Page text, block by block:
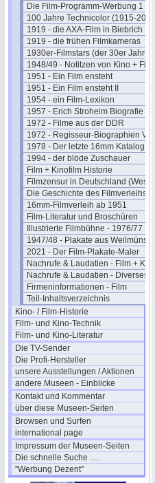
Die Film-Programm-Werbung 1
100 Jahre Technicolor (1915-2015)
1919 - die AXA-Film in Biebrich
1919 - die frühen Filmkameras
1930er-Filmstars (der 30er Jahre)
1948/49 - Notitzen von Kino + Film
1951 - Ein Film ensteht
1951 - Ein Film ensteht II
1954 - ein Film-Lexikon
1957 - Erich Stroheim Biografie
1972 - Filme aus der DDR
1972 - Regisseur-Biographien VII
1978 - Der letzte 16mm Katalog
1994 - der blöde Zuschauer
Film + Kinofilm Historie
Filmzensur in Deutschland (West)
Die Geschichte des Filmverleihs
16mm-Filmverleih ab 1951
Film-Literatur und Broschüren
Illustrierte Filmbühne - 1976/77
1947/48 - Plakate aus Weilmünster
2021 - Der Film-Plakate-Maler
Nachrufe & Laudatien - Film + Kino
Nachrufe & Laudatien - Diverses
Firmeninformationen - Film
Teil-Inhaltsverzeichnis
Kino- / Film-Historie
Film- und Kino-Technik
Film- und Kino-Literatur
Die TV-Sender
Die Profi-Hersteller
unsere Ausstellungen / Aktionen
andere Museen - Einblicke
Kontakt und Kommentar
über diese Museen-Seiten
Browsen und Surfen
international page
Impressum der Museen-Seiten
Die schnelle Suche .....
"Werbung Dezent"